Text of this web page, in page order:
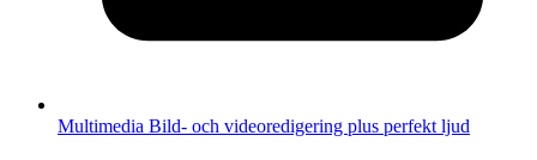
Multimedia Bild- och videoredigering plus perfekt ljud